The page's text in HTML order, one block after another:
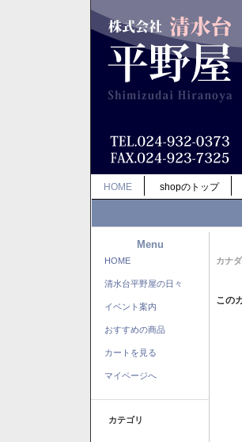
HOME shopのトップ
Menu
HOME
清水台平野屋の日々
イベント案内
おすすめの商品
カートを見る
マイページへ
カテゴリ
カナダ
この